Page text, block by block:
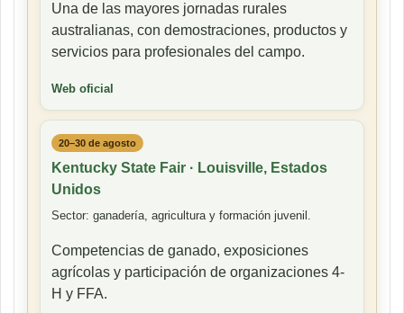
Una de las mayores jornadas rurales
australianas, con demostraciones, productos y
servicios para profesionales del campo.
Web oficial
20–30 de agosto
Kentucky State Fair · Louisville, Estados
Unidos
Sector: ganadería, agricultura y formación juvenil.
Competencias de ganado, exposiciones
agrícolas y participación de organizaciones 4-
H y FFA.